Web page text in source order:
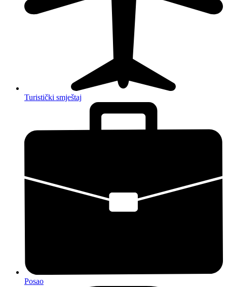
Turistički smještaj
Posao